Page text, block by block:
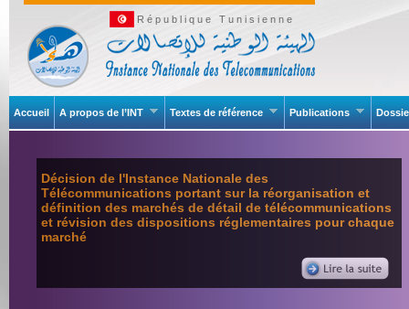
République Tunisienne
Accueil A propos de l’INT Textes de référence Publications
Décision de l'Instance Nationale des
Télécommunications portant sur la réorganisation et
définition des marchés de détail de télécommunications
et révision des dispositions réglementaires pour chaque
marché